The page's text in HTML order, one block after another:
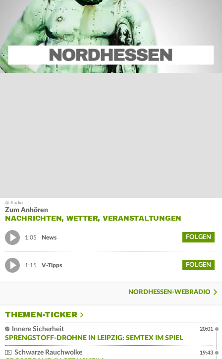
Zum Anhören
NACHRICHTEN, WETTER, VERANSTALTUNGEN
1:05 News FOLGEN
1:15 V-Tipps FOLGEN
NORDHESSEN-WEBRADIO
THEMEN-TICKER
Innere Sicherheit
SPRENGSTOFF-DROHNE IN LEIPZIG: SEMTEX IM SPIEL
20:01
Schwarze Rauchwolke
19:43